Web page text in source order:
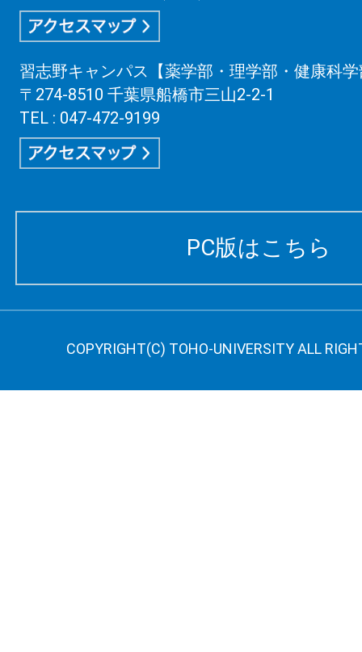
習志野キャンパス【薬学部・理学部・健康科
〒274-8510 千葉県船橋市三山2-2-1
TEL : 047-472-9199
PC版はこちら
COPYRIGHT(C) TOHO-UNIVERSITY ALL